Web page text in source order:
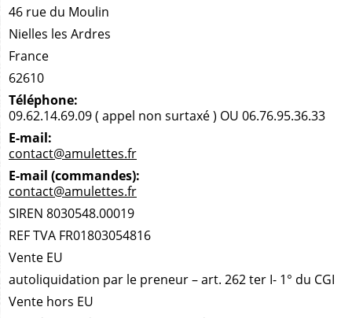
46 rue du Moulin
Nielles les Ardres
France
62610
Téléphone:
09.62.14.69.09 ( appel non surtaxé ) OU 06.76.95.36.33
E-mail:
contact@amulettes.fr
E-mail (commandes):
contact@amulettes.fr
SIREN 8030548.00019
REF TVA FR01803054816
Vente EU
autoliquidation par le preneur – art. 262 ter I- 1° du CGI
Vente hors EU